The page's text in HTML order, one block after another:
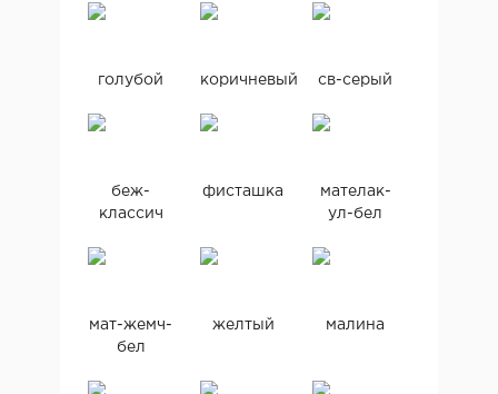
голубой коричневый св-серый
беж-
классич
фисташка
мателак-
ул-бел
мат-жемч-
бел
желтый малина